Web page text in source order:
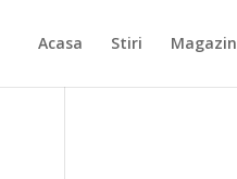
Acasa Stiri Magazin